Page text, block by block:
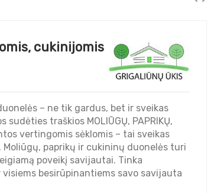
cukinijomis
– ne tik gardus, bet ir sveikas
traškios MOLIŪGŲ, PAPRIKŲ,
vertingomis sėklomis – tai sveikas
paprikų ir cukininų duonelės turi
poveikį savijautai. Tinka
besirūpinantiems savo savijauta